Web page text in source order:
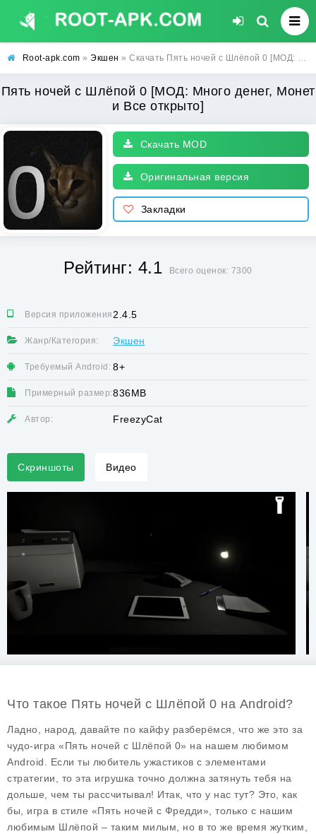
Root-apk.com » Экшен » Скачать Пять ночей с Шлёпой 0 [МОД: Много денег, Монет и Все открыто] | Взлом Пять ночей с Шлёпой 0 на Андроид
Пять ночей с Шлёпой 0 [МОД: Много денег, Монет
и Все открыто]
Скачать MOD
Оригинальная версия
Закладки
Рейтинг: 4.1 Всего оценок: 7300
Версия приложения:2.4.5
Жанр/Категория: Экшен
Требуемый Android: 8+
Примерный размер:836MB
Автор: FreezyCat
Скриншоты Видео
Что такое Пять ночей с Шлёпой 0 на Android?
Ладно, народ, давайте по кайфу разберёмся, что же это за
чудо-игра «Пять ночей с Шлёпой 0» на нашем любимом
Android. Если ты любитель ужастиков с элементами
стратегии, то эта игрушка точно должна затянуть тебя на
дольше, чем ты рассчитывал! Итак, что у нас тут? Это, как
бы, игра в стиле «Пять ночей с Фредди», только с нашим
любимым Шлёпой – таким милым, но в то же время жутким,